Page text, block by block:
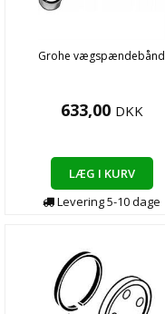
Grohe vægspændebånd
633,00 DKK
LÆG I KURV
Levering5-10dage